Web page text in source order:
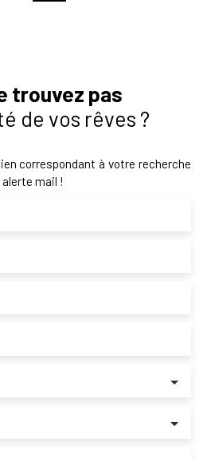
trouvez pas
de vos rêves ?
correspondant à votre recherche
mail !